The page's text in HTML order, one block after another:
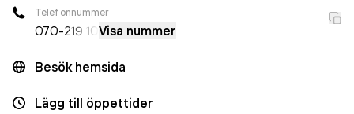
Telefonnummer
070-219 10 Visa nummer
Besök hemsida
Lägg till öppettider